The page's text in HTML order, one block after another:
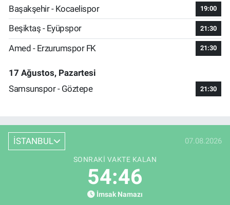
Başakşehir - Kocaelispor
19:00
Beşiktaş - Eyüpspor 21:30
Amed - Erzurumspor FK 21:30
17 Ağustos, Pazartesi
Samsunspor - Göztepe
21:30
İSTANBUL 07.08.2026
SONRAKI VAKTE KALAN
54:46
İmsak Namazı